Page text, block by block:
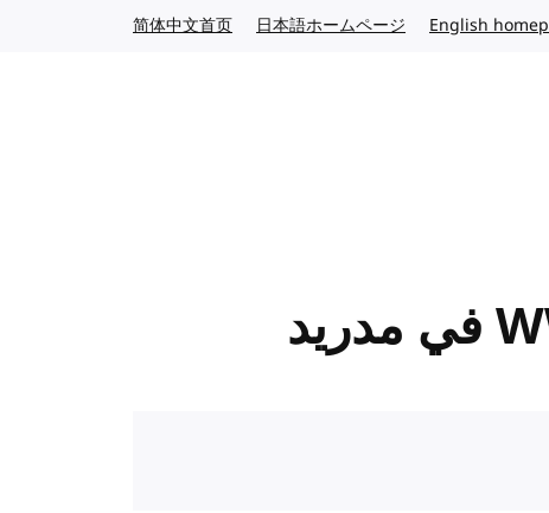
English
English website
日本語ホームページ
Japanese website
简体中文首页